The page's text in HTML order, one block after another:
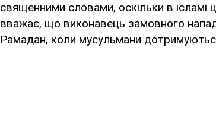
священними словами, оскільки в
вважає, що виконавець замовного
Рамадан, коли мусульмани